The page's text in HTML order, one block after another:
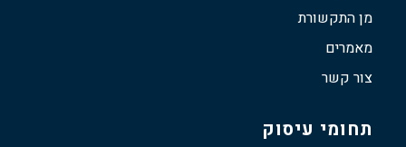
מן התקשורת
מאמרים
צור קשר
תחומי עיסוק